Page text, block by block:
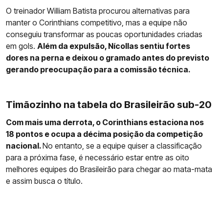
O treinador William Batista procurou alternativas para
manter o Corinthians competitivo, mas a equipe não
conseguiu transformar as poucas oportunidades criadas
em gols. Além da expulsão, Nícollas sentiu fortes
dores na perna e deixou o gramado antes do previsto
gerando preocupação para a comissão técnica.
Timãozinho na tabela do Brasileirão sub-20
Com mais uma derrota, o Corinthians estaciona nos
18 pontos e ocupa a décima posição da competição
nacional.No entanto, se a equipe quiser a classificação
para a próxima fase, é necessário estar entre as oito
melhores equipes do Brasileirão para chegar ao mata-mata
e assim busca o título.